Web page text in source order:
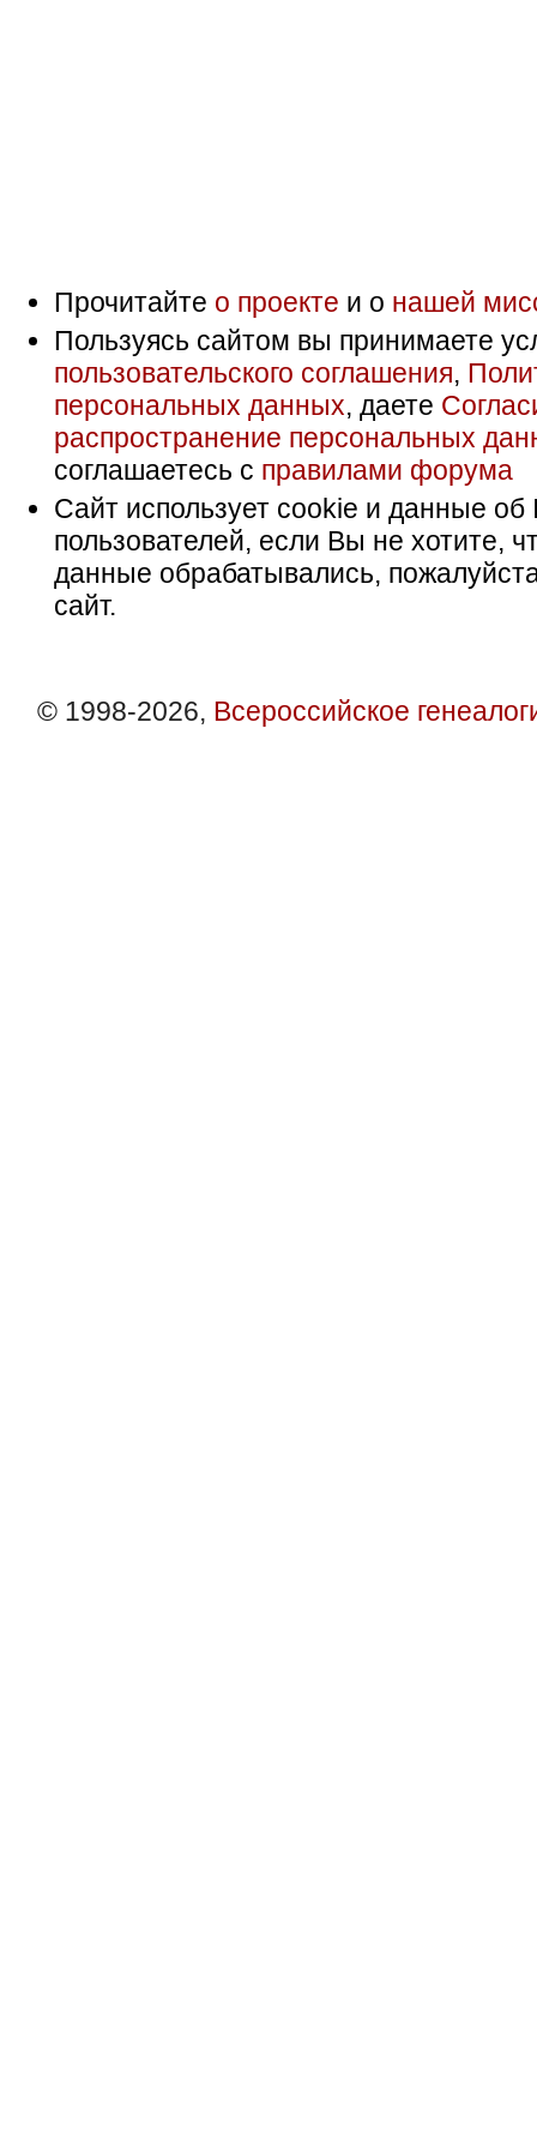
Прочитайте о проекте и о нашей
Пользуясь сайтом вы принимаете
пользовательского соглашения,
персональных данных, даете
распространение персональных
соглашаетесь с правилами форума
Сайт использует cookie и данные об
пользователей, если Вы не хотите,
данные обрабатывались,
сайт.
© 1998-2026, Всероссийское